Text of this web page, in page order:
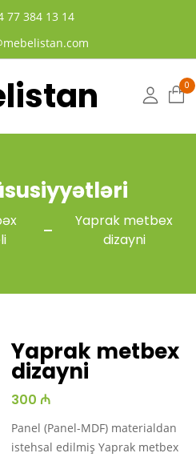
77 384 13 14
0
Yaprak metbex
dizayni
Yaprak metbex
dizayni
300 ₼
Panel (Panel-MDF) materialdan
istehsal edilmiş Yaprak metbex